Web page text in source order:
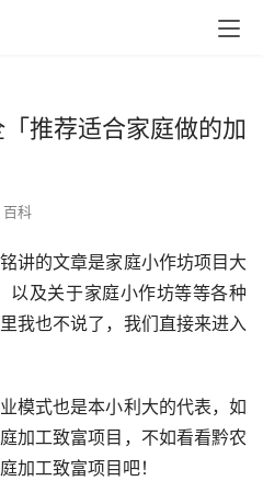
推荐适合家庭做的加
百科
讲的文章是家庭小作坊项目大
以及关于家庭小作坊等等各种
我也不说了，我们直接来进入
模式也是本小利大的代表，如
加工致富项目，不如看看黔农
加工致富项目吧！